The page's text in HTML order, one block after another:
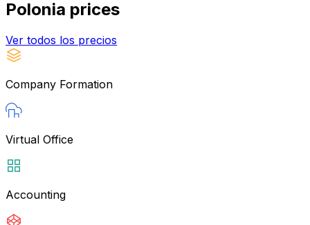
Polonia prices
Ver todos los precios
Company Formation
Virtual Office
Accounting